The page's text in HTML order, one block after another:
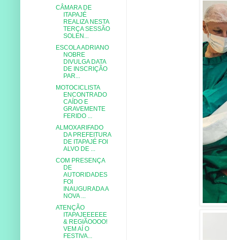
CÂMARA DE
ITAPAJÉ
REALIZA NESTA
TERÇA SESSÃO
SOLEN...
ESCOLA ADRIANO
NOBRE
DIVULGA DATA
DE INSCRIÇÃO
PAR...
MOTOCICLISTA
ENCONTRADO
CAÍDO E
GRAVEMENTE
FERIDO ...
ALMOXARIFADO
DA PREFEITURA
DE ITAPAJÉ FOI
ALVO DE ...
COM PRESENÇA
DE
AUTORIDADES
FOI
INAUGURADA A
NOVA ...
ATENÇÃO
ITAPAJEEEEEE
& REGIÃOOOO!
VEM AÍ O
FESTIVA...